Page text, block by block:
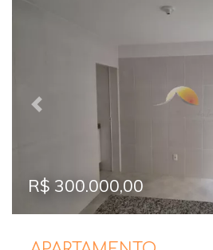
Previous
R$ 300.000,00